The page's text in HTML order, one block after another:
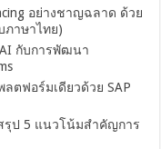
อย่างชาญฉลาด ด้วย
ภาษาไทย)
กับการพัฒนา
ตฟอร์มเดียวด้วย SAP
สรุป 5 แนวโน้มสำคัญการ